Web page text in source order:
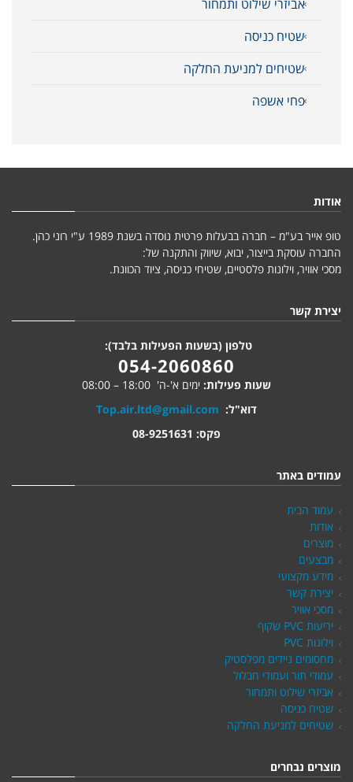
אביזרי שילוט ותמחור
שטיח כניסה
שטיחים למניעת החלקה
פחי אשפה
אודות
טופ אייר בע"מ – חברה בבעלות פרטית נוסדה בשנת 1989 ע"י רוני כהן.
החברה עוסקת בייצור, יבוא, שיווק והתקנה של:
מסכי אוויר, וילונות פלסטיים, שטיחי כניסה, ציוד הכוונת.
יצירת קשר
טלפון (בשעות הפעילות בלבד):
054-2060860
שעות פעילות: ימים א'-ה' 18:00 – 08:00
דוא"ל: Top.air.ltd@gmail.com
פקס: 08-9251631
עמודים באתר
עמוד הבית
אודות
מוצרים
מבצעים
מידע מקצועי
יצירת קשר
מסכי אוויר
יריעות PVC שקוף
וילונות PVC
מחסומים ניידים מפלסטיק
עמודי תור ועמודי חבלול
אביזרי שילוט ותמחור
שטיח כניסה
שטיחים למניעת החלקה
מוצרים נבחרים